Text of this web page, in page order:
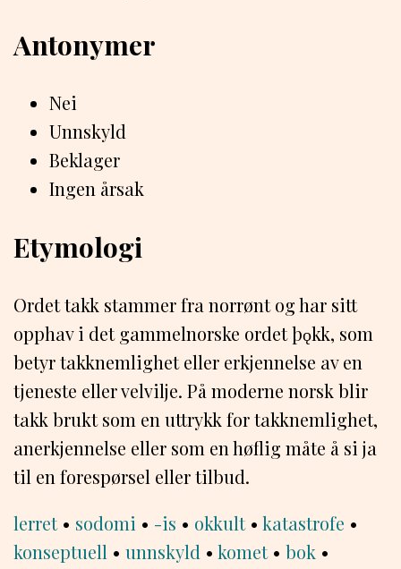
Antonymer
Nei
Unnskyld
Beklager
Ingen årsak
Etymologi
Ordet takk stammer fra norrønt og har sitt
opphav i det gammelnorske ordet þǫkk, som
betyr takknemlighet eller erkjennelse av en
tjeneste eller velvilje. På moderne norsk blir
takk brukt som en uttrykk for takknemlighet,
anerkjennelse eller som en høflig måte å si ja
til en forespørsel eller tilbud.
lerret• sodomi • -is • okkult• katastrofe •
konseptuell • unnskyld • komet• bok •